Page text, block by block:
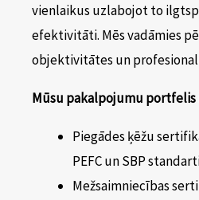
vienlaikus uzlabojot to
efektivitāti. Mēs vadāmies
objektivitātes un
Mūsu pakalpojumu portfelis
Piegādes ķēžu
PEFC un SBP
Mežsaimniecības